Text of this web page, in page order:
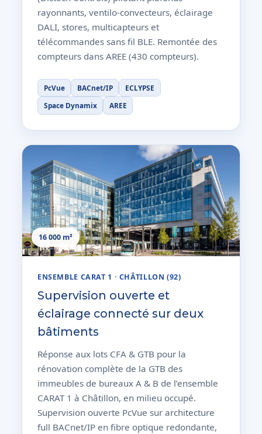
rayonnants, ventilo-convecteurs, éclairage
DALI, stores, multicapteurs et
télécommandes sans fil BLE. Remontée des
compteurs dans AREE (430 compteurs).
PcVue BACnet/IP
ECLYPSE
Space Dynamix
AREE
16 000 m²
ENSEMBLE CARAT 1 · CHÂTILLON (92)
Supervision ouverte et
éclairage connecté sur deux
bâtiments
Réponse aux lots CFA & GTB pour la
rénovation complète de la GTB des
immeubles de bureaux A & B de l’ensemble
CARAT 1 à Châtillon, en milieu occupé.
Supervision ouverte PcVue sur architecture
full BACnet/IP en fibre optique redondante,